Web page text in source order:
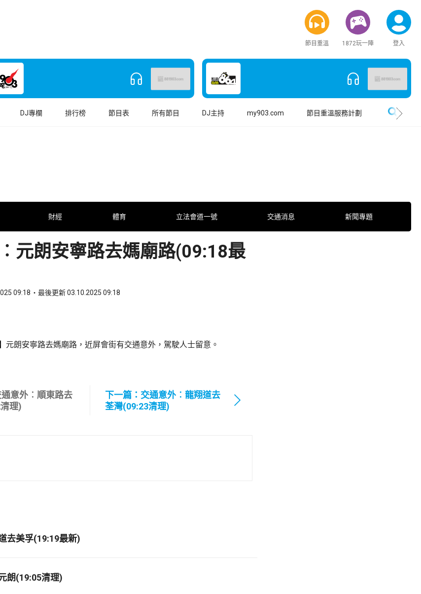
節目重溫 1872玩一陣 登入
DJ專欄 排行榜 節目表 所有節目 DJ主持 my903.com 節目重溫服務計劃
財經 體育 立法會道一號 交通消息 新聞專題
元朗安寧路去媽廟路(09:18最
09:18 最後更新 03.10.2025 09:18
元朗安寧路去媽廟路，近屏會街有交通意外，駕駛人士留意。
通意外︰順東路去
理)
下一篇：交通意外︰龍翔道去
荃灣(09:23清理)
去美孚(19:19最新)
朗(19:05清理)